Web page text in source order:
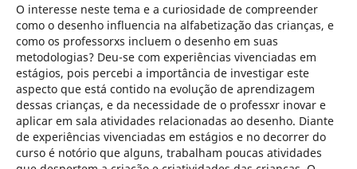
O interesse neste tema e a curiosidade de compreender
como o desenho influencia na alfabetização das crianças, e
como os professorxs incluem o desenho em suas
metodologias? Deu-se com experiências vivenciadas em
estágios, pois percebi a importância de investigar este
aspecto que está contido na evolução de aprendizagem
dessas crianças, e da necessidade de o professxr inovar e
aplicar em sala atividades relacionadas ao desenho. Diante
de experiências vivenciadas em estágios e no decorrer do
curso é notório que alguns, trabalham poucas atividades